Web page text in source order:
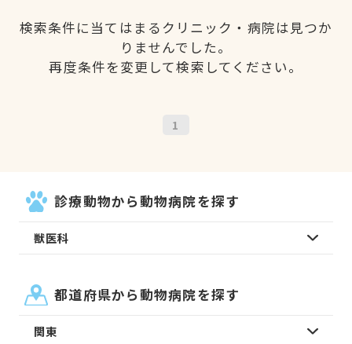
検索条件に当てはまるクリニック・病院は見つか
りませんでした。
再度条件を変更して検索してください。
1
診療動物から動物病院を探す
獣医科
都道府県から動物病院を探す
関東